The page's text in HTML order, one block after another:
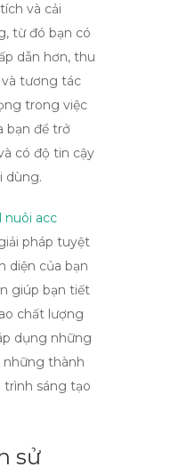
và cải
từ đó bạn có
dẫn hơn, thu
tương tác
trong việc
bạn để trở
có độ tin cậy
dùng.
nuôi acc
pháp tuyệt
diện của bạn
giúp bạn tiết
chất lượng
dụng những
những thành
sáng tạo
sử